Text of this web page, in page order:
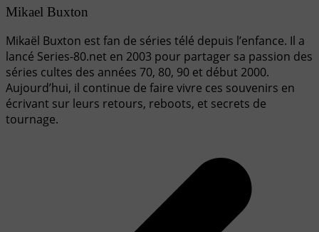
Mikael Buxton
Mikaël Buxton est fan de séries télé depuis l’enfance. Il a
lancé Series-80.net en 2003 pour partager sa passion des
séries cultes des années 70, 80, 90 et début 2000.
Aujourd’hui, il continue de faire vivre ces souvenirs en
écrivant sur leurs retours, reboots, et secrets de
tournage.